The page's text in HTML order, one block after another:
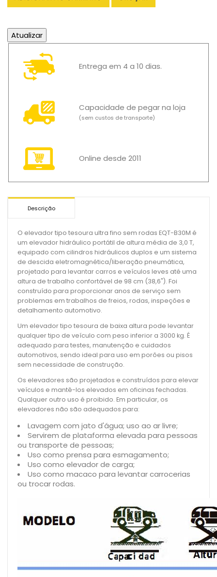
Entrega em 4 a 10 dias.
Capacidade de pegar na loja
(sem custos de transporte)
Online desde 2011
Descrição
O elevador tipo tesoura ultra fino sem rodas EQT-B30M é
um elevador hidráulico portátil de altura média de 3,0 T,
equipado com cilindros hidráulicos duplos e um sistema
de descida eletromagnética/liberação pneumática,
projetado para levantar carros e veículos leves até uma
altura de trabalho confortável de 98 cm (38,6"). Foi
construído para proporcionar anos de serviço sem
problemas em trabalhos de freios, rodas, inspeções e
detalhamento automotivo.
Um elevador tipo tesoura de baixa altura pode levantar
qualquer tipo de veículo com peso inferior a 3000 kg. É
adequado para testes, manutenção e cuidados
automotivos, sendo ideal para uso em porões ou pisos
sem necessidade de construção.
Os elevadores são projetados e construídos para elevar
veículos e mantê-los elevados em oficinas fechadas.
Qualquer outro uso é proibido. Em particular, os
elevadores não são adequados para:
Lavagem com jato d'água; uso ao ar livre;
Servirem de plataforma elevada para pessoas
ou transporte de pessoas;
Uso como prensa para esmagamento;
Uso como elevador de carga;
Uso como macaco para levantar carrocerias
ou trocar rodas.